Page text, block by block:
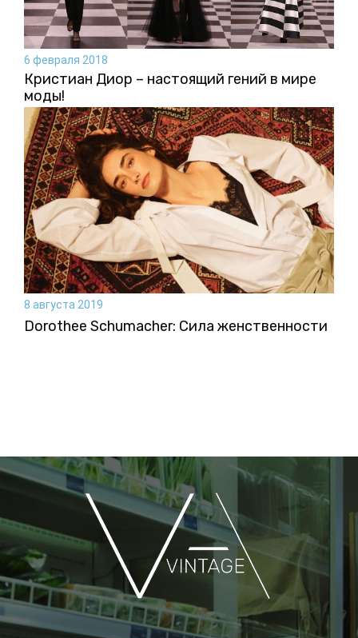
6 февраля 2018
Кристиан Диор – настоящий гений в мире
моды!
8 августа 2019
Dorothee Schumacher: Сила женственности